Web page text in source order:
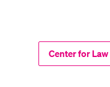
Center for